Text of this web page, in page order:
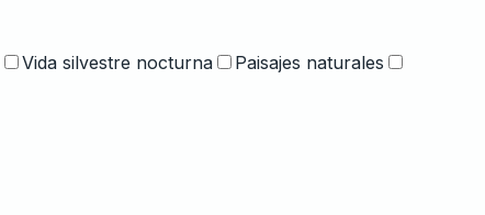
Vida silvestre nocturna
Paisajes naturales